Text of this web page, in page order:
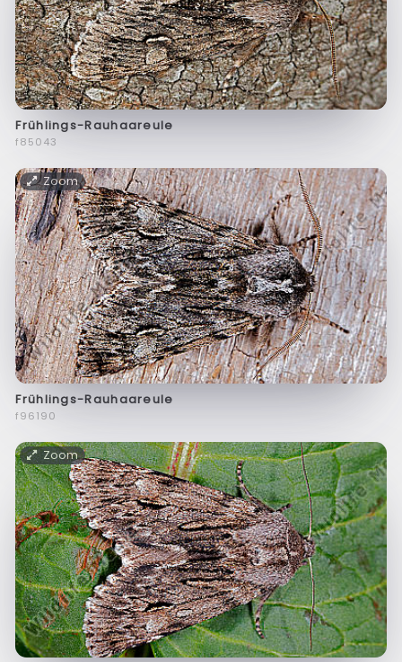
Frühlings-Rauhaareule
f85043
Zoom
Frühlings-Rauhaareule
f96190
Zoom